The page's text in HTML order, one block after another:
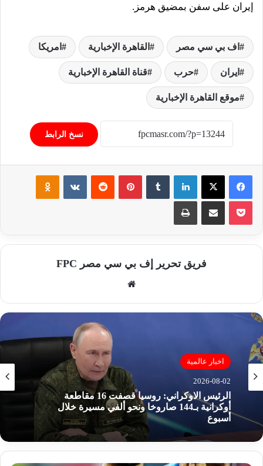
إيران على سفن بمضيق هرمز.
اف بي سي مصر القاهرة الإخبارية امريكا
ايران حرب قناة القاهرة الإخبارية
موقع القاهرة الإخبارية
نسخ الرابط
فيسبوك ‫X لينكدإن بينتيريست
فريق تحرير إف بي سي مصر FPC
الوي
اخبار عالمية
2026-08-02
الرئيس الاوكراني: روسيا قصفت 16 مقاطعة
أوكرانية بـ144 صاروخا ونحو ألفي مسيرة خلال
أسبوع